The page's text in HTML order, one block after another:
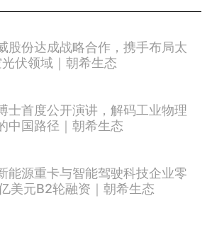
股份达成战略合作，携手布局太
光伏领域｜朝希生态
士首度公开演讲，解码工业物理
中国路径｜朝希生态
能源重卡与智能驾驶科技企业零
美元B2轮融资｜朝希生态